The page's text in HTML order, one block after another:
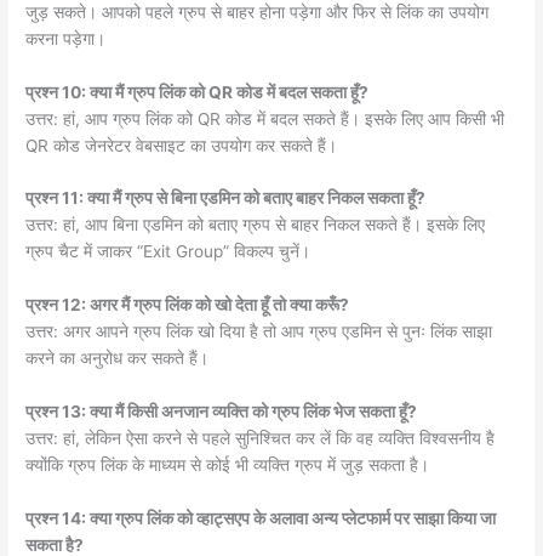
जुड़ सकते। आपको पहले ग्रुप से बाहर होना पड़ेगा और फिर से लिंक का उपयोग
करना पड़ेगा।
प्रश्न 10: क्या मैं ग्रुप लिंक को QR कोड में बदल सकता हूँ?
उत्तर: हां, आप ग्रुप लिंक को QR कोड में बदल सकते हैं। इसके लिए आप किसी भी
QR कोड जेनरेटर वेबसाइट का उपयोग कर सकते हैं।
प्रश्न 11: क्या मैं ग्रुप से बिना एडमिन को बताए बाहर निकल सकता हूँ?
उत्तर: हां, आप बिना एडमिन को बताए ग्रुप से बाहर निकल सकते हैं। इसके लिए
ग्रुप चैट में जाकर “Exit Group” विकल्प चुनें।
प्रश्न 12: अगर मैं ग्रुप लिंक को खो देता हूँ तो क्या करूँ?
उत्तर: अगर आपने ग्रुप लिंक खो दिया है तो आप ग्रुप एडमिन से पुनः लिंक साझा
करने का अनुरोध कर सकते हैं।
प्रश्न 13: क्या मैं किसी अनजान व्यक्ति को ग्रुप लिंक भेज सकता हूँ?
उत्तर: हां, लेकिन ऐसा करने से पहले सुनिश्चित कर लें कि वह व्यक्ति विश्वसनीय है
क्योंकि ग्रुप लिंक के माध्यम से कोई भी व्यक्ति ग्रुप में जुड़ सकता है।
प्रश्न 14: क्या ग्रुप लिंक को व्हाट्सएप के अलावा अन्य प्लेटफार्म पर साझा किया जा
सकता है?